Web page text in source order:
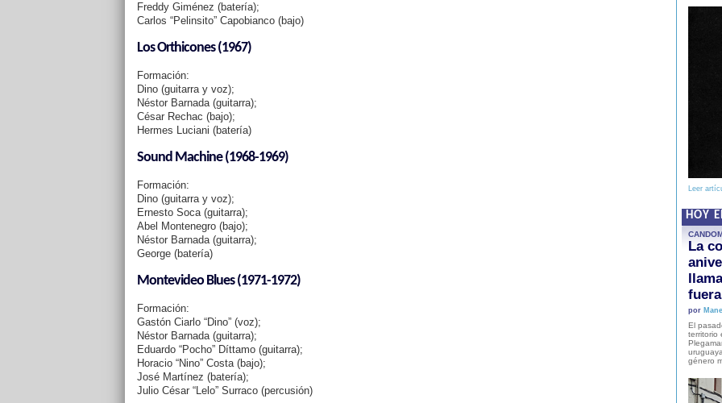
Freddy Giménez (batería);
Carlos “Pelinsito” Capobianco (bajo)
Los Orthicones (1967)
Formación:
Dino (guitarra y voz);
Néstor Barnada (guitarra);
César Rechac (bajo);
Hermes Luciani (batería)
Sound Machine (1968-1969)
Formación:
Dino (guitarra y voz);
Ernesto Soca (guitarra);
Abel Montenegro (bajo);
Néstor Barnada (guitarra);
George (batería)
Montevideo Blues (1971-1972)
Formación:
Gastón Ciarlo “Dino” (voz);
Néstor Barnada (guitarra);
Eduardo “Pocho” Díttamo (guitarra);
Horacio “Nino” Costa (bajo);
José Martínez (batería);
Julio César “Lelo” Surraco (percusión)
Leer
HOY
La
por
El
territorio
género